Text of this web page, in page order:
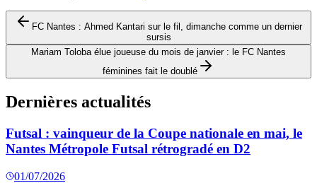
FC Nantes : Ahmed Kantari sur le fil, dimanche comme un dernier
sursis
Mariam Toloba élue joueuse du mois de janvier : le FC Nantes
féminines fait le doublé
Dernières actualités
Futsal : vainqueur de la Coupe nationale en mai, le
Nantes Métropole Futsal rétrogradé en D2
01/07/2026